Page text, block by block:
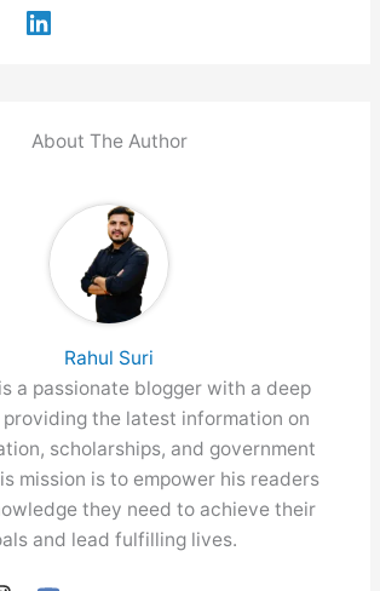
About The Author
Rahul Suri
is a passionate blogger with a deep
the latest information on
scholarships, and government
mission is to empower his readers
they need to achieve their
and lead fulfilling lives.